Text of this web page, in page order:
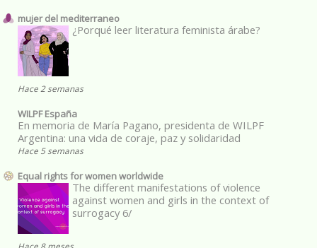
mujer del mediterraneo
¿Porqué leer literatura feminista árabe?
Hace 2 semanas
WILPF España
En memoria de María Pagano, presidenta de WILPF
Argentina: una vida de coraje, paz y solidaridad
Hace 5 semanas
Equal rights for women worldwide
The different manifestations of violence
against women and girls in the context of
surrogacy 6/